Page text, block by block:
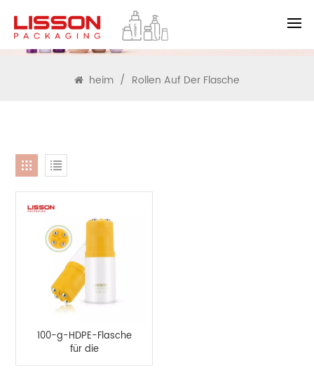
SUCHEN
heim / Rollen Auf Der Flasche
100-g-HDPE-Flasche
für die
Körperkratzmassage